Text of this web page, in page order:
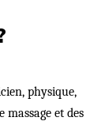
physique,
massage et des